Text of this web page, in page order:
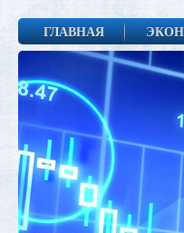
ГЛАВНАЯ